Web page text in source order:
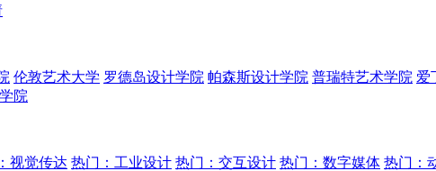
伦敦艺术大学 罗德岛设计学院 帕森斯设计学院 普瑞特艺术学院 爱
院
视觉传达 热门：工业设计 热门：交互设计 热门：数字媒体 热门：